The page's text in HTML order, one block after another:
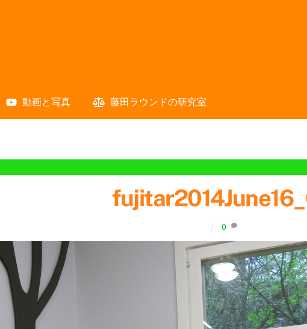
動画と写真 藤田ラウンドの研究室
0